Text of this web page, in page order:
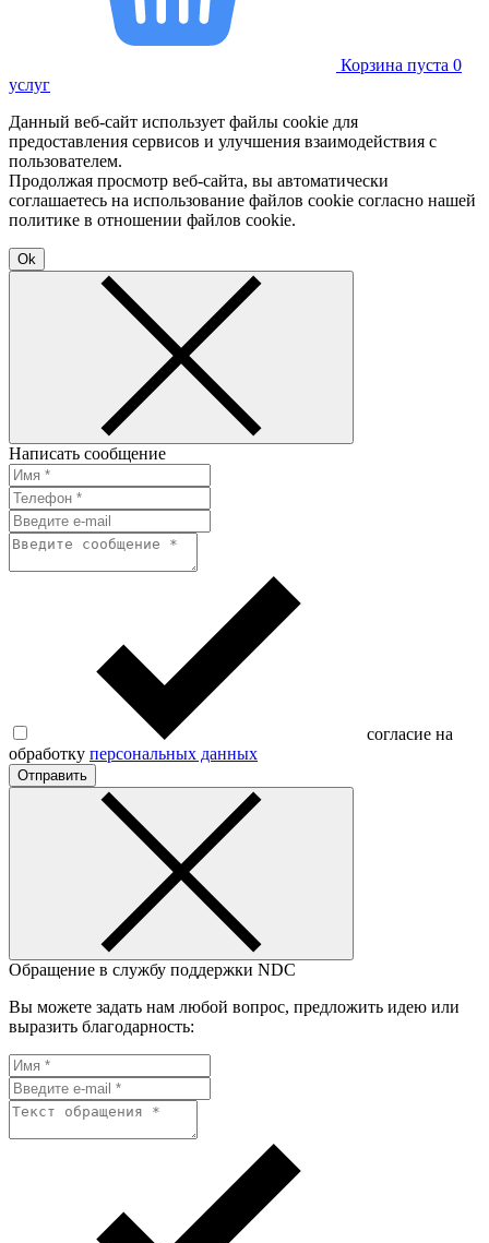
Корзина пуста 0
услуг
Данный веб-сайт использует файлы cookie для
предоставления сервисов и улучшения взаимодействия с
пользователем.
Продолжая просмотр веб-сайта, вы автоматически
соглашаетесь на использование файлов cookie согласно нашей
политике в отношении файлов cookie.
Ok
Написать сообщение
согласие на
обработку персональных данных
Отправить
Обращение в службу поддержки NDC
Вы можете задать нам любой вопрос, предложить идею или
выразить благодарность: